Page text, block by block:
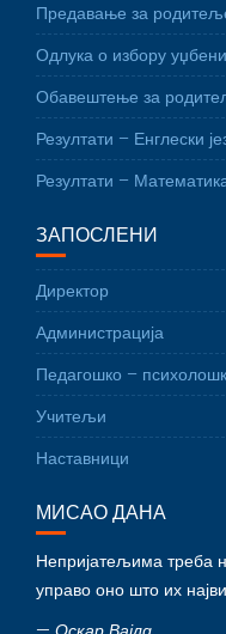
Предавање за
Одлука о избору
Обавештење за
Резултати – Енглески
Резултати –
ЗАПОСЛЕНИ
Директор
Администрација
Педагошко –
Учитељи
Наставници
МИСАО ДАНА
Непријатељима треба
управо оно што их